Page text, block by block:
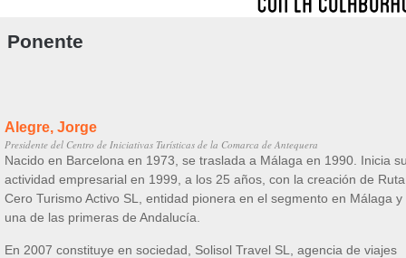
Ponente
Alegre, Jorge
Presidente del Centro de Iniciativas Turísticas de la Comarca de Antequera
Nacido en Barcelona en 1973, se traslada a Málaga en 1990. Inicia
actividad empresarial en 1999, a los 25 años, con la creación de Ruta
Cero Turismo Activo SL, entidad pionera en el segmento en Málaga y
una de las primeras de Andalucía.
En 2007 constituye en sociedad, Solisol Travel SL, agencia de viajes